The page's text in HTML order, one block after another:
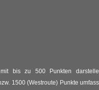
Views44
mit bis zu 500 Punkten
1500 (Westroute) Punkte